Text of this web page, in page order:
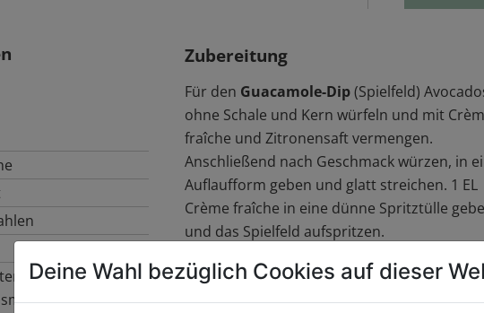
(Petersilie,
Zubereitung
Für den Guacamole-Dip(Spielfeld)
ohne Schale und Kern würfeln und mit
fraîche und Zitronensaft vermengen.
Anschließend nach Geschmack würzen, in
Auflaufform geben und glatt streichen. 1 EL
Crème fraîche in eine dünne Spritztülle
und das Spielfeld aufspritzen.
Für dieTortilla-Chipseine Marinade aus Öl
Gewürzen anrühren. Tortilla-Fladen damit
Deine Wahl bezüglich Cookies auf dieser